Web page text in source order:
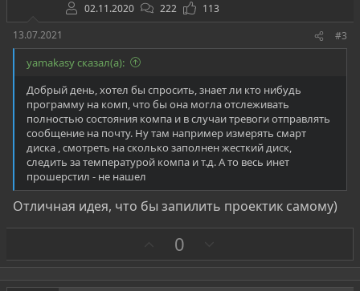
02.11.2020 222
113
13.07.2021
#3
yamakasy сказал(а):
Добрый день, хотел бы спросить, знает ли кто нибудь
программу на комп, что бы она могла отслеживать
полностью состояния компа и в случаи тревоги отправлять
сообщение на почту. Ну там например измерять смарт
диска , смотреть на сколько заполнен жесткий диск,
следить за температурой компа и т.д. А то весь инет
прошерстил - не нашел
Отличная идея, что бы запилить проектик самому)
а
0
р
о